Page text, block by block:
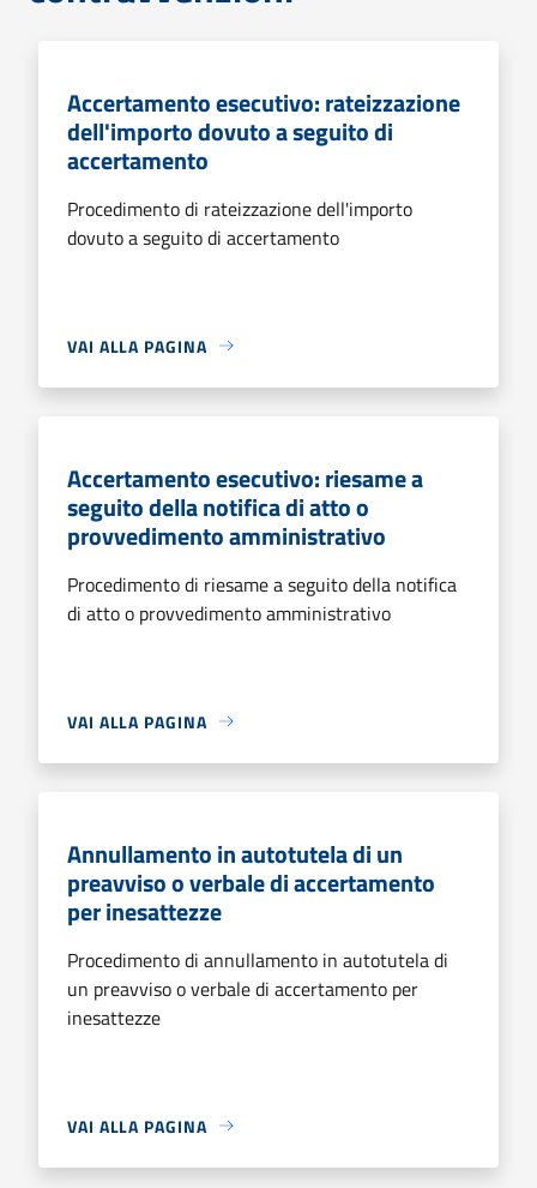
Accertamento esecutivo: rateizzazione
dell'importo dovuto a seguito di
accertamento
Procedimento di rateizzazione dell'importo
dovuto a seguito di accertamento
VAI ALLA PAGINA
Accertamento esecutivo: riesame a
seguito della notifica di atto o
provvedimento amministrativo
Procedimento di riesame a seguito della notifica
di atto o provvedimento amministrativo
VAI ALLA PAGINA
Annullamento in autotutela di un
preavviso o verbale di accertamento
per inesattezze
Procedimento di annullamento in autotutela di
un preavviso o verbale di accertamento per
inesattezze
VAI ALLA PAGINA